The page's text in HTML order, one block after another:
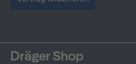
Dräger Shop